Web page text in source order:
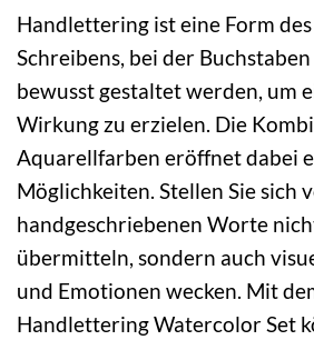
Handlettering ist eine Form
Schreibens, bei der
bewusst gestaltet werden, um
Wirkung zu erzielen. Die
Aquarellfarben eröffnet dabei
Möglichkeiten. Stellen Sie sich
handgeschriebenen Worte
übermitteln, sondern auch
und Emotionen wecken. Mit
Handlettering Watercolor Set